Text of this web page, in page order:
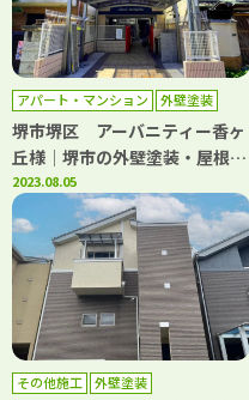
アパート・マンション
外壁塗装
屋根塗装
防水工事
堺市堺区 アーバニティー香ヶ
丘様│堺市の外壁塗装・屋根塗
装・雨漏り修理専門店 千成工
務店
2023.08.05
その他施工 外壁塗装